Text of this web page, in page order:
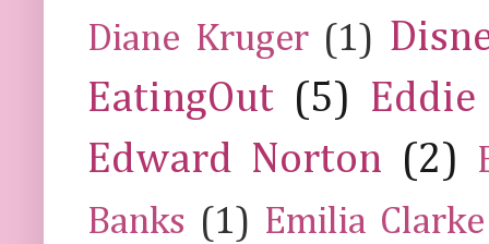
Diane Kruger (1)
EatingOut (5) Eddie
Edward Norton (2)
Banks (1) Emilia Clarke